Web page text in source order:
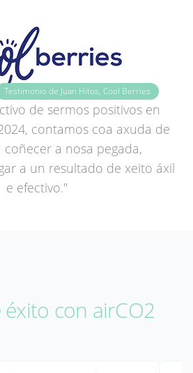
Testimonio de Juan Hitos, Cool Berries
de sermos positivos en
contamos coa axuda de
coñecer a nosa pegada,
a un resultado de xeito áxil
e efectivo."
éxito con airCO2